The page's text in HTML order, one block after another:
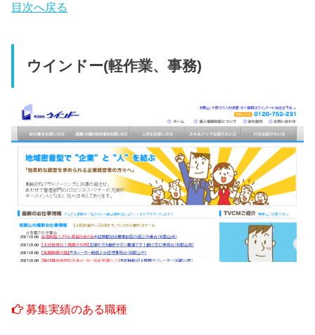
目次へ戻る
ウインドー(軽作業、事務)
募集実績のある職種